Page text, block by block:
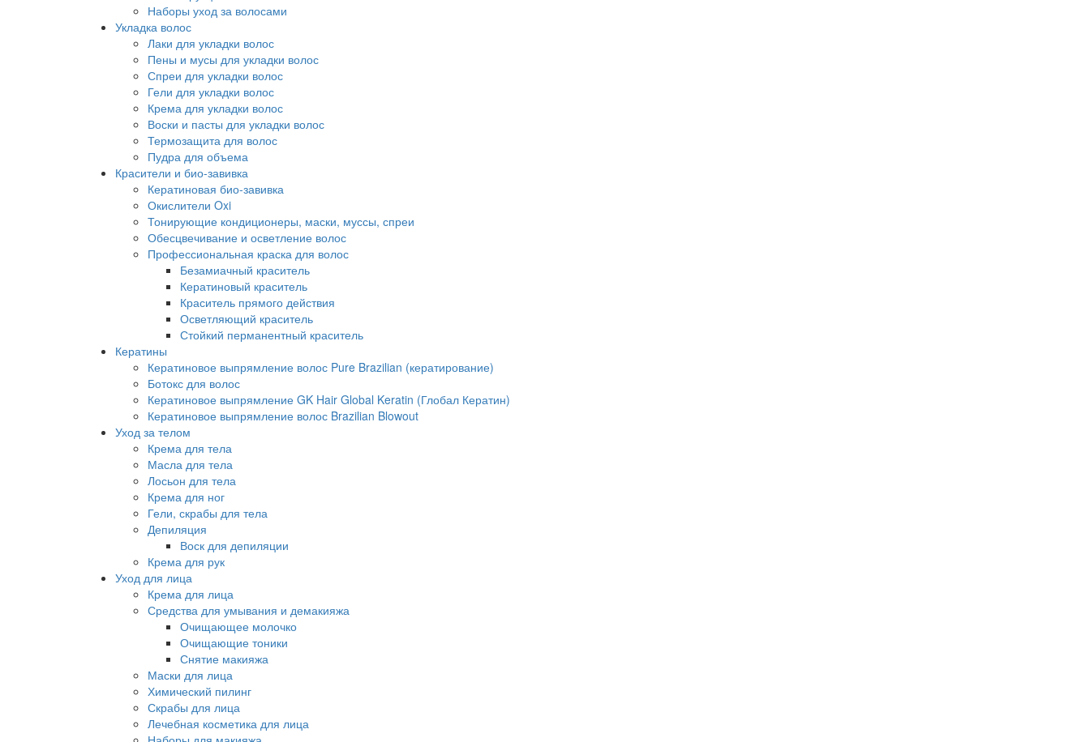
Наборы уход за волосами
Укладка волос
Лаки для укладки волос
Пены и мусы для укладки волос
Спреи для укладки волос
Гели для укладки волос
Крема для укладки волос
Воски и пасты для укладки волос
Термозащита для волос
Пудра для объема
Красители и био-завивка
Кератиновая био-завивка
Окислители Oxi
Тонирующие кондиционеры, маски, муссы, спреи
Обесцвечивание и осветление волос
Профессиональная краска для волос
Безамиачный краситель
Кератиновый краситель
Краситель прямого действия
Осветляющий краситель
Стойкий перманентный краситель
Кератины
Кератиновое выпрямление волос Pure Brazilian (кератирование)
Ботокс для волос
Кератиновое выпрямление GK Hair Global Keratin (Глобал Кератин)
Кератиновое выпрямление волос Brazilian Blowout
Уход за телом
Крема для тела
Масла для тела
Лосьон для тела
Крема для ног
Гели, скрабы для тела
Депиляция
Воск для депиляции
Крема для рук
Уход для лица
Крема для лица
Средства для умывания и демакияжа
Очищающее молочко
Очищающие тоники
Снятие макияжа
Маски для лица
Химический пилинг
Скрабы для лица
Лечебная косметика для лица